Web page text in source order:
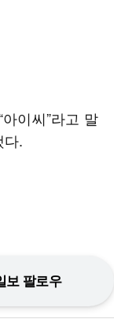
이씨”라고 말
.
보 팔로우